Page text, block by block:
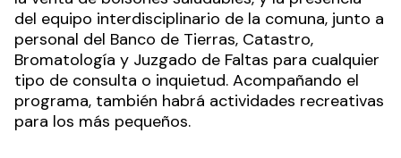
del equipo interdisciplinario de la comuna, junto a
personal del Banco de Tierras, Catastro,
Bromatología y Juzgado de Faltas para cualquier
tipo de consulta o inquietud. Acompañando el
programa, también habrá actividades recreativas
para los más pequeños.